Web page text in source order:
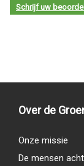
Schrijf uw
Over de
Onze missie
De mensen